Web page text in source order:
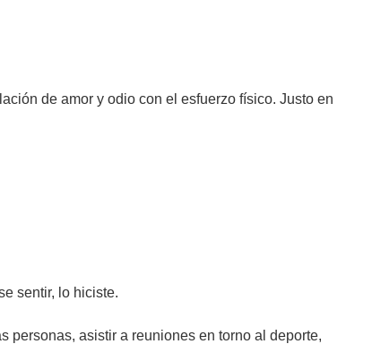
de amor y odio con el esfuerzo físico. Justo en
sentir, lo hiciste.
personas, asistir a reuniones en torno al deporte,